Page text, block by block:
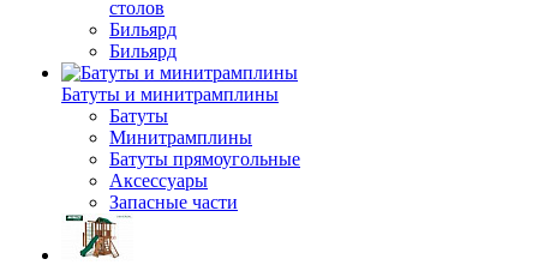
столов
Бильяpд
Бильяpд
Батуты и минитрамплины
Батуты
Минитрамплины
Батуты прямоугольные
Аксессуары
Запасные части